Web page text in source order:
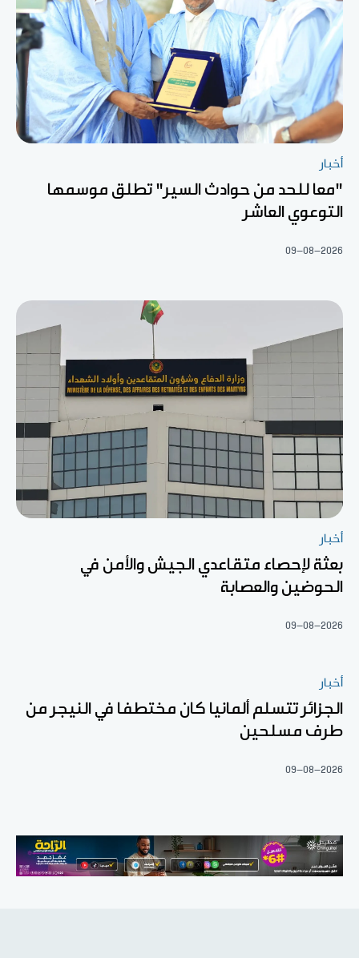
أخبار
"معا للحد من حوادث السير" تطلق موسمها
التوعوي العاشر
09-08-2026
أخبار
بعثة لإحصاء متقاعدي الجيش والأمن في
الحوضين والعصابة
09-08-2026
أخبار
الجزائر تتسلم ألمانيا كان مختطفا في النيجر من
طرف مسلحين
09-08-2026